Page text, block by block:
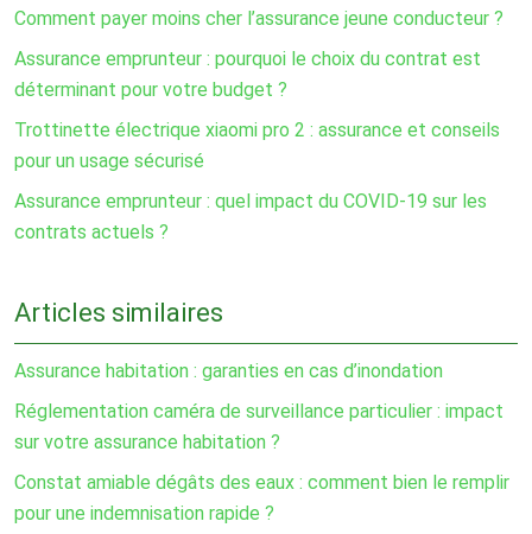
Comment payer moins cher l’assurance jeune conducteur ?
Assurance emprunteur : pourquoi le choix du contrat est
déterminant pour votre budget ?
Trottinette électrique xiaomi pro 2 : assurance et conseils
pour un usage sécurisé
Assurance emprunteur : quel impact du COVID-19 sur les
contrats actuels ?
Articles similaires
Assurance habitation : garanties en cas d’inondation
Réglementation caméra de surveillance particulier : impact
sur votre assurance habitation ?
Constat amiable dégâts des eaux : comment bien le remplir
pour une indemnisation rapide ?